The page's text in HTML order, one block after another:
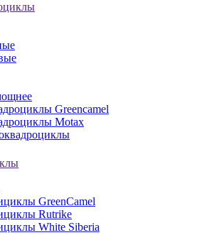
Greencamel
Motax
GreenCamel
Rutrike
White Siberia